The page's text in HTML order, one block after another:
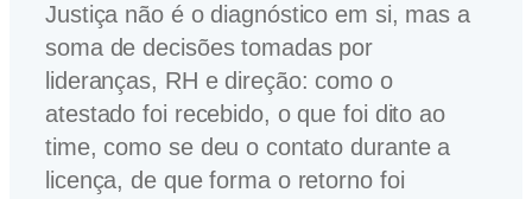
Justiça não é o diagnóstico em si, mas a
soma de decisões tomadas por
lideranças, RH e direção: como o
atestado foi recebido, o que foi dito ao
time, como se deu o contato durante a
licença, de que forma o retorno foi